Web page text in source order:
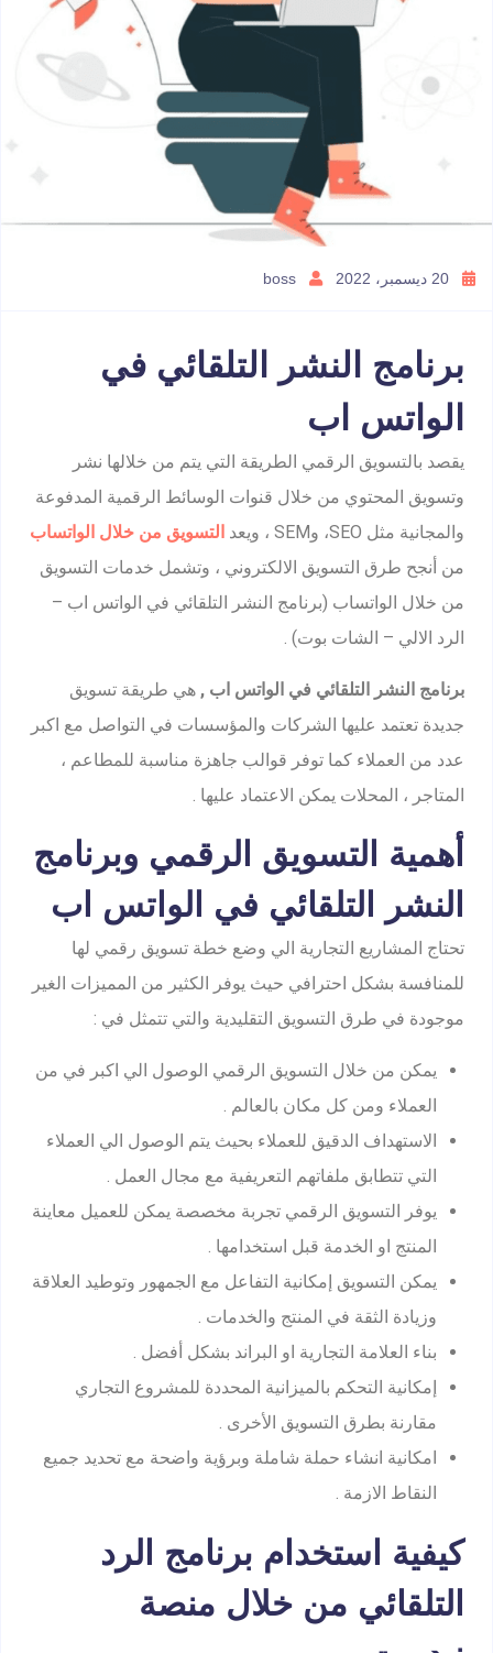
20 ديسمبر، 2022
برنامج النشر التلقائي في
الواتس اب
يقصد بالتسويق الرقمي الطريقة التي يتم من خلالها نشر
وتسويق المحتوي من خلال قنوات الوسائط الرقمية المدفوعة
والمجانية مثل SEO، وSEM ، ويعد
التسويق من خلال الواتساب
من أنجح طرق التسويق الالكتروني ، وتشمل خدمات التسويق
من خلال الواتساب (برنامج النشر التلقائي في الواتس اب –
الرد الالي – الشات بوت) .
برنامج النشر التلقائي في الواتس اب , هي طريقة تسويق
جديدة تعتمد عليها الشركات والمؤسسات في التواصل مع اكبر
عدد من العملاء كما توفر قوالب جاهزة مناسبة للمطاعم ،
المتاجر ، المحلات يمكن الاعتماد عليها .
أهمية التسويق الرقمي وبرنامج
النشر التلقائي في الواتس اب
تحتاج المشاريع التجارية الي وضع خطة تسويق رقمي لها
للمنافسة بشكل احترافي حيث يوفر الكثير من المميزات الغير
موجودة في طرق التسويق التقليدية والتي تتمثل في :
يمكن من خلال التسويق الرقمي الوصول الي اكبر في من
العملاء ومن كل مكان بالعالم .
الاستهداف الدقيق للعملاء بحيث يتم الوصول الي العملاء
التي تتطابق ملفاتهم التعريفية مع مجال العمل .
يوفر التسويق الرقمي تجربة مخصصة يمكن للعميل معاينة
المنتج او الخدمة قبل استخدامها .
يمكن التسويق إمكانية التفاعل مع الجمهور وتوطيد العلاقة
وزيادة الثقة في المنتج والخدمات .
بناء العلامة التجارية او البراند بشكل أفضل .
إمكانية التحكم بالميزانية المحددة للمشروع التجاري
مقارنة بطرق التسويق الأخرى .
امكانية انشاء حملة شاملة وبرؤية واضحة مع تحديد جميع
النقاط الازمة .
كيفية استخدام برنامج الرد
التلقائي من خلال منصة